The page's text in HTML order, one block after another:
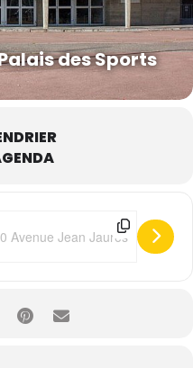
des Sports
- Harlem Globetrotters
Address - Harlem